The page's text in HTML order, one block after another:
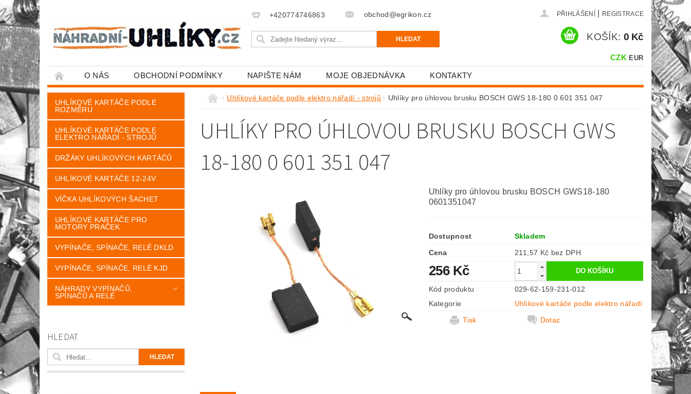
+420774746863 obchod@egrikon.cz PŘIHLÁŠENÍ REGISTRACE
CZK EUR
KOŠÍK: 0 Kč
O NÁS OBCHODNÍ PODMÍNKY NAPIŠTE NÁM MOJE OBJEDNÁVKA KONTAKTY
UHLÍKOVÉ KARTÁČE PODLE
ROZMĚRU
UHLÍKOVÉ KARTÁČE PODLE
ELEKTRO NÁŘADÍ - STROJŮ
DRŽÁKY UHLÍKOVÝCH KARTÁČŮ
UHLÍKOVÉ KARTÁČE 12-24V
VÍČKA UHLÍKOVÝCH ŠACHET
UHLÍKOVÉ KARTÁČE PRO
MOTORY PRAČEK
VYPÍNAČE, SPÍNAČE, RELÉ DKLD
VYPÍNAČE, SPÍNAČE, RELÉ KJD
NÁHRADY VYPÍNAČŮ,
SPÍNAČŮ A RELÉ
HLEDAT
Uhlíkové kartáče podle elektro nářadí - strojů Uhlíky pro úhlovou brusku BOSCH GWS 18-180 0 601 351 047
UHLÍKY PRO ÚHLOVOU BRUSKU BOSCH GWS
18-180 0 601 351 047
Uhlíky pro úhlovou brusku BOSCH GWS18-180
0601351047
Dostupnost
Skladem
Cena
211,57 Kč bez DPH
256 Kč
Kód produktu
029-62-159-231-012
Kategorie
Uhlíkové kartáče podle elektro nářadí
Tisk
Dotaz